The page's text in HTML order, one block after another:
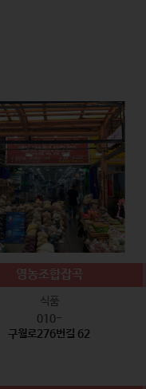
영농조합잡곡
식품
010-
구월로276번길 62